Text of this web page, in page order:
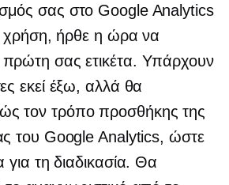
σας στο Google Analytics
χρήση, ήρθε η ώρα να
σας ετικέτα. Υπάρχουν
εκεί έξω, αλλά θα
τον τρόπο προσθήκης της
του Google Analytics, ώστε
για τη διαδικασία. Θα